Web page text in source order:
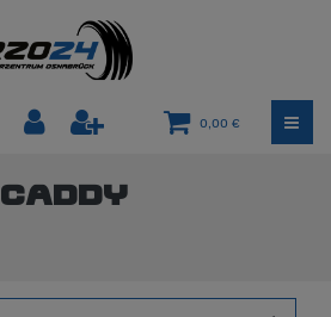
0,00 €
Caddy